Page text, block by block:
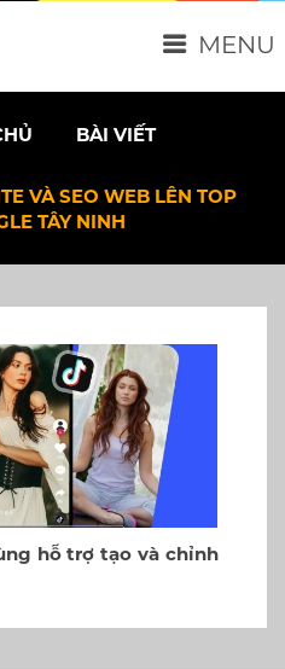
BÀI VIẾT
VÀ SEO WEB LÊN TOP
TÂY NINH
web, GEO web lên top
MENU